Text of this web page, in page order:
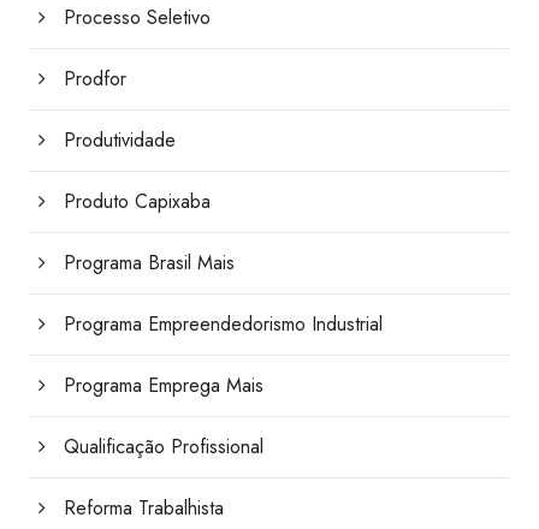
Processo Seletivo
Prodfor
Produtividade
Produto Capixaba
Programa Brasil Mais
Programa Empreendedorismo Industrial
Programa Emprega Mais
Qualificação Profissional
Reforma Trabalhista